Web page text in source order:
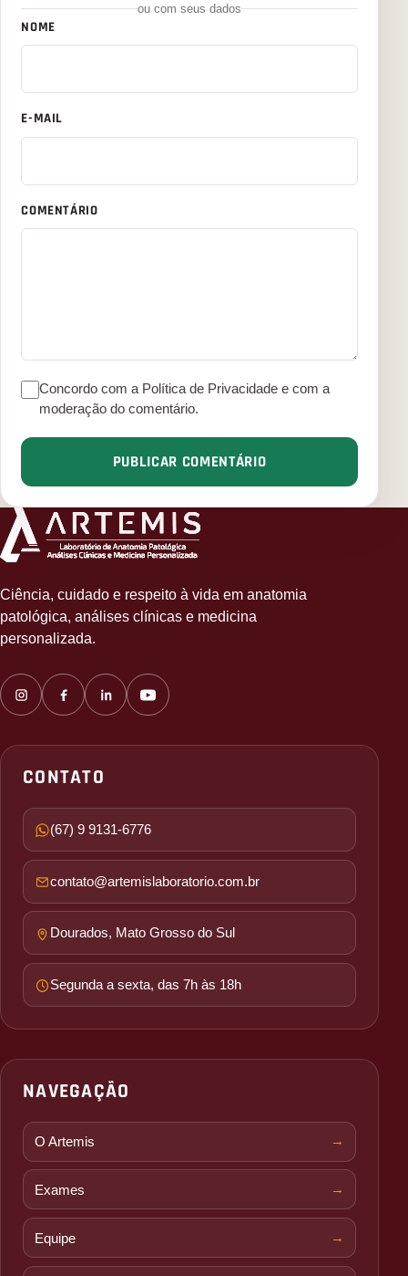
ou com seus dados
NOME
E-MAIL
COMENTÁRIO
Concordo com a Política de Privacidade e com a
moderação do comentário.
PUBLICAR COMENTÁRIO
Ciência, cuidado e respeito à vida em anatomia
patológica, análises clínicas e medicina
personalizada.
CONTATO
(67) 9 9131-6776
contato@artemislaboratorio.com.br
Dourados, Mato Grosso do Sul
Segunda a sexta, das 7h às 18h
NAVEGAÇÃO
O Artemis
Exames
Equipe